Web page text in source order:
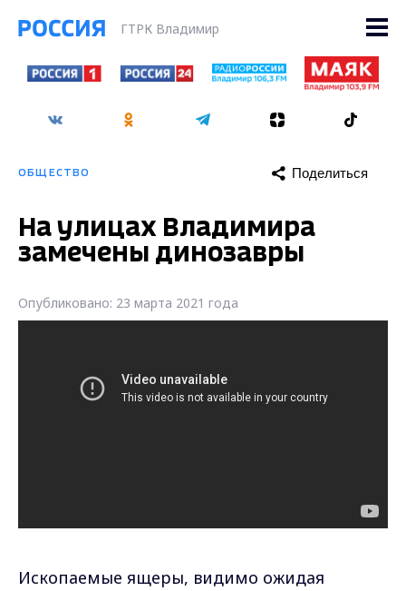
ГТРК Владимир
ОБЩЕСТВО Поделиться
На улицах Владимира
замечены динозавры
Опубликовано: 23 марта 2021 года
Ископаемые ящеры, видимо ожидая